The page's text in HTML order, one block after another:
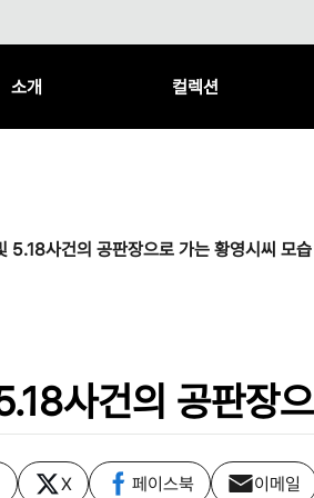
소개 컬렉션
5.18사건의 공판장으로 가는 황영시씨 모습
사건의 공판장
X 페이스북 이메일